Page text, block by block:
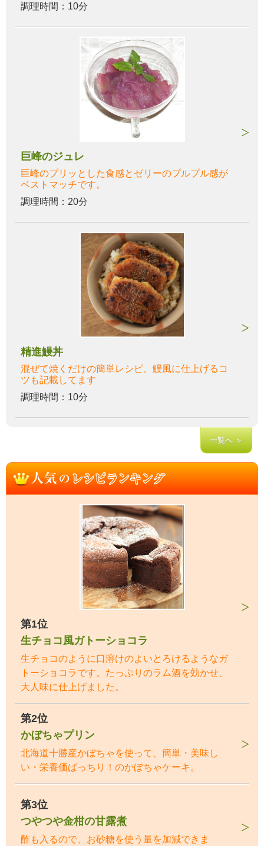
調理時間：10分
巨峰のジュレ
巨峰のプリッとした食感とゼリーのプルプル感が
ベストマッチです。
調理時間：20分
精進鰻丼
混ぜて焼くだけの簡単レシピ。鰻風に仕上げるコ
ツも記載してます
調理時間：10分
一覧へ ＞
第1位
生チョコ風ガトーショコラ
生チョコのように口溶けのよいとろけるようなガ
トーショコラです。たっぷりのラム酒を効かせ、
大人味に仕上げました。
第2位
かぼちゃプリン
北海道十勝産かぼちゃを使って、簡単・美味し
い・栄養価ばっちり！のかぼちゃケーキ。
第3位
つやつや金柑の甘露煮
酢も入るので、お砂糖を使う量を加減できま